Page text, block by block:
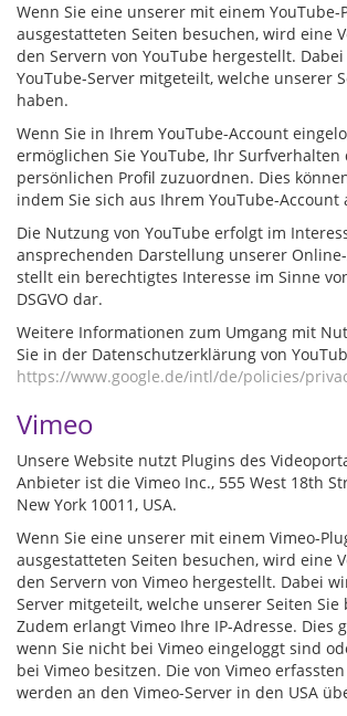
Wenn Sie eine unserer mit einem YouTube-
ausgestatteten Seiten besuchen, wird eine
den Servern von YouTube hergestellt.
YouTube-Server mitgeteilt, welche unserer
haben.
Wenn Sie in Ihrem YouTube-Account
ermöglichen Sie YouTube, Ihr
persönlichen Profil zuzuordnen. Dies
indem Sie sich aus Ihrem YouTube-Account
Die Nutzung von YouTube erfolgt im
ansprechenden Darstellung unserer
stellt ein berechtigtes Interesse im Sinne
DSGVO dar.
Weitere Informationen zum Umgang mit
Sie in der Datenschutzerklärung von
https://www.google.de/intl/de/policies/
Vimeo
Unsere Website nutzt Plugins des
Anbieter ist die Vimeo Inc., 555 West 18th
New York 10011, USA.
Wenn Sie eine unserer mit einem Vimeo-
ausgestatteten Seiten besuchen, wird eine
den Servern von Vimeo hergestellt. Dabei
Server mitgeteilt, welche unserer Seiten Sie
Zudem erlangt Vimeo Ihre IP-Adresse. Dies
wenn Sie nicht bei Vimeo eingeloggt sind
bei Vimeo besitzen. Die von Vimeo
werden an den Vimeo-Server in den USA